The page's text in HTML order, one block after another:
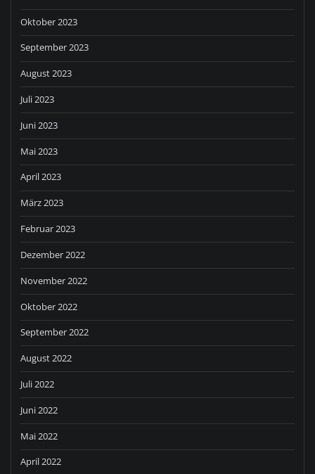
Oktober 2023
September 2023
August 2023
Juli 2023
Juni 2023
Mai 2023
April 2023
März 2023
Februar 2023
Dezember 2022
November 2022
Oktober 2022
September 2022
August 2022
Juli 2022
Juni 2022
Mai 2022
April 2022